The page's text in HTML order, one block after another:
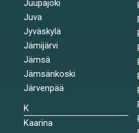
Juupajoki
Juva
Jyväskylä
Jämijärvi
Jämsä
Jämsänkoski
Järvenpää
K
Kaarina